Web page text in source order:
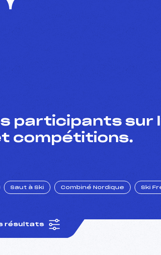
participants sur
compétitions.
Saut à Ski Combiné Nordique Ski
résultats